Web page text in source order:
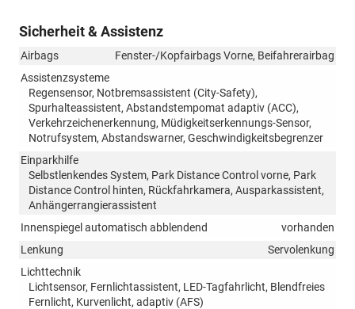
Sicherheit & Assistenz
Airbags
Fenster-/Kopfairbags Vorne, Beifahrerairbag
Assistenzsysteme
Regensensor, Notbremsassistent (City-Safety),
Spurhalteassistent, Abstandstempomat adaptiv (ACC),
Verkehrzeichenerkennung, Müdigkeitserkennungs-Sensor,
Notrufsystem, Abstandswarner, Geschwindigkeitsbegrenzer
Einparkhilfe
Selbstlenkendes System, Park Distance Control vorne, Park
Distance Control hinten, Rückfahrkamera, Ausparkassistent,
Anhängerrangierassistent
Innenspiegel automatisch abblendend
vorhanden
Lenkung
Servolenkung
Lichttechnik
Lichtsensor, Fernlichtassistent, LED-Tagfahrlicht, Blendfreies
Fernlicht, Kurvenlicht, adaptiv (AFS)